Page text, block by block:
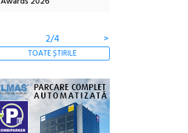
2/4 >
TOATE ȘTIRILE